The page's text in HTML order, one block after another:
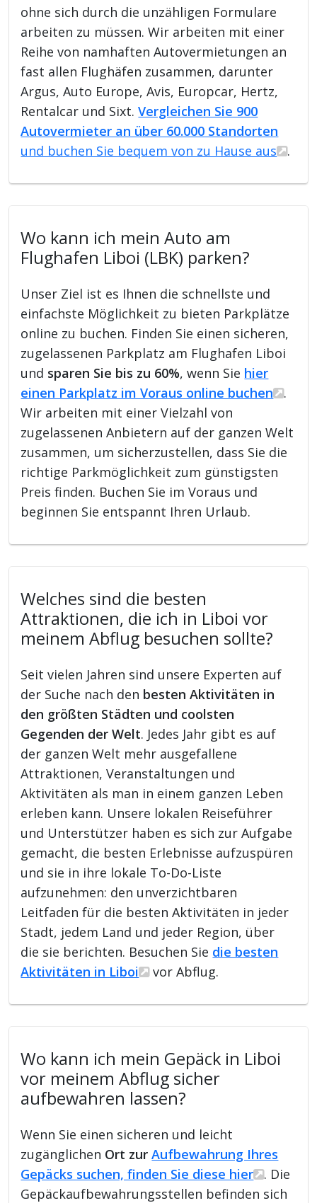
ohne sich durch die unzähligen Formulare
arbeiten zu müssen. Wir arbeiten mit einer
Reihe von namhaften Autovermietungen an
fast allen Flughäfen zusammen, darunter
Argus, Auto Europe, Avis, Europcar, Hertz,
Rentalcar und Sixt.Vergleichen Sie 900
Autovermieter an über 60.000 Standorten
und buchen Sie bequem von zu Hause aus
.
Wo kann ich mein Auto am
Flughafen Liboi (LBK) parken?
Unser Ziel ist es Ihnen die schnellste und
einfachste Möglichkeit zu bieten Parkplätze
online zu buchen. Finden Sie einen sicheren,
zugelassenen Parkplatz am Flughafen Liboi
und sparen Sie bis zu 60%, wenn Sie hier
einen Parkplatz im Voraus online buchen
.
Wir arbeiten mit einer Vielzahl von
zugelassenen Anbietern auf der ganzen Welt
zusammen, um sicherzustellen, dass Sie die
richtige Parkmöglichkeit zum günstigsten
Preis finden. Buchen Sie im Voraus und
beginnen Sie entspannt Ihren Urlaub.
Welches sind die besten
Attraktionen, die ich in Liboi vor
meinem Abflug besuchen sollte?
Seit vielen Jahren sind unsere Experten auf
der Suche nach den besten Aktivitäten in
den größten Städten und coolsten
Gegenden der Welt. Jedes Jahr gibt es auf
der ganzen Welt mehr ausgefallene
Attraktionen, Veranstaltungen und
Aktivitäten als man in einem ganzen Leben
erleben kann. Unsere lokalen Reiseführer
und Unterstützer haben es sich zur Aufgabe
gemacht, die besten Erlebnisse aufzuspüren
und sie in ihre lokale To-Do-Liste
aufzunehmen: den unverzichtbaren
Leitfaden für die besten Aktivitäten in jeder
Stadt, jedem Land und jeder Region, über
die sie berichten. Besuchen Sie die besten
Aktivitäten in Liboi
vor Abflug.
Wo kann ich mein Gepäck in Liboi
vor meinem Abflug sicher
aufbewahren lassen?
Wenn Sie einen sicheren und leicht
zugänglichen Ort zurAufbewahrung Ihres
Gepäcks suchen, finden Sie diese hier
. Die
Gepäckaufbewahrungsstellen befinden sich